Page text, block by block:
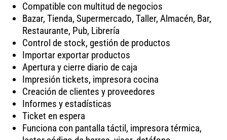
Compatible con multitud de negocios
Bazar, Tienda, Supermercado, Taller, Almacén, Bar,
Restaurante, Pub, Librería
Control de stock, gestión de productos
Importar exportar productos
Apertura y cierre diario de caja
Impresión tickets, impresora cocina
Creación de clientes y proveedores
Informes y estadísticas
Ticket en espera
Funciona con pantalla táctil, impresora térmica,